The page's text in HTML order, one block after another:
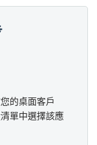
的桌面客戶
清單中選擇該應